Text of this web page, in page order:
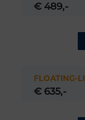
€ 489,-
FLOATING-
€ 635,-